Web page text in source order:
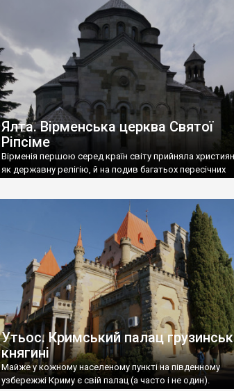
називаються «повстяками» (postaki)…” “Вино. Крим
виробляє відмінне вино і його вдосталь: воно все
легке біле і дуже […]
Ялта. Вірменська церква Святої
Ріпсіме
Вірменія першою серед країн світу прийняла
як державну релігію, й на подив багатьох пересічних
Утьос. Кримський палац
княгині
Майже у кожному населеному пункті на південному
узбережжі Криму є свій палац (а часто і не один).